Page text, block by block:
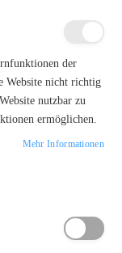
der
Website nicht richtig
nutzbar zu
ermöglichen.
Mehr Informationen